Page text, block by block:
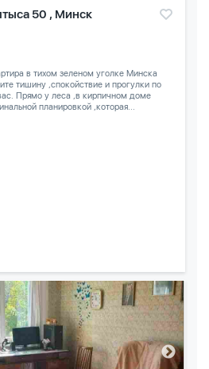
50 , Минск
в тихом зеленом уголке Минска
тишину ,спокойствие и прогулки по
Прямо у леса ,в кирпичном доме
планировкой ,которая...